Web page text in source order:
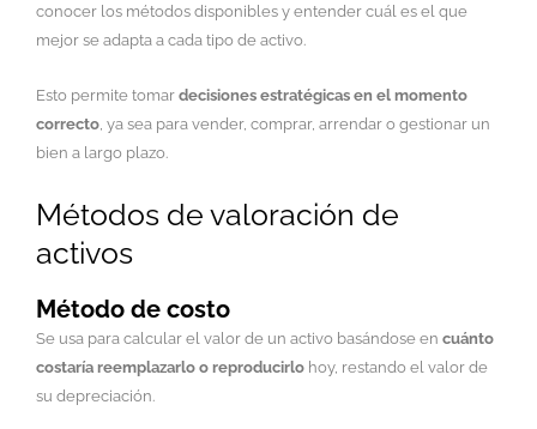
conocer los métodos disponibles y entender cuál es el que
mejor se adapta a cada tipo de activo.
Esto permite tomar decisiones estratégicas en el momento
correcto, ya sea para vender, comprar, arrendar o gestionar un
bien a largo plazo.
Métodos de valoración de
activos
Método de costo
Se usa para calcular el valor de un activo basándose en cuánto
costaría reemplazarlo o reproducirlo hoy, restando el valor de
su depreciación.